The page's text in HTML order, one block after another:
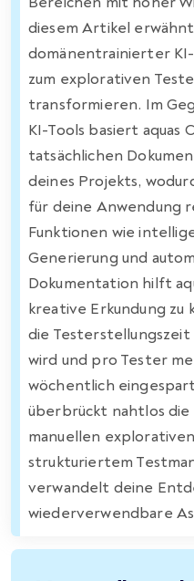
diesem Artikel
domänentrainierter
zum explorativen
transformieren. Im
KI-Tools basiert aquas
tatsächlichen
deines Projekts,
für deine Anwendung
Funktionen wie
Generierung und
Dokumentation hilft
kreative Erkundung
die Testerstellungszeit
wird und pro Tester
wöchentlich
überbrückt nahtlos die
manuellen
strukturiertem
verwandelt deine
wiederverwendbare